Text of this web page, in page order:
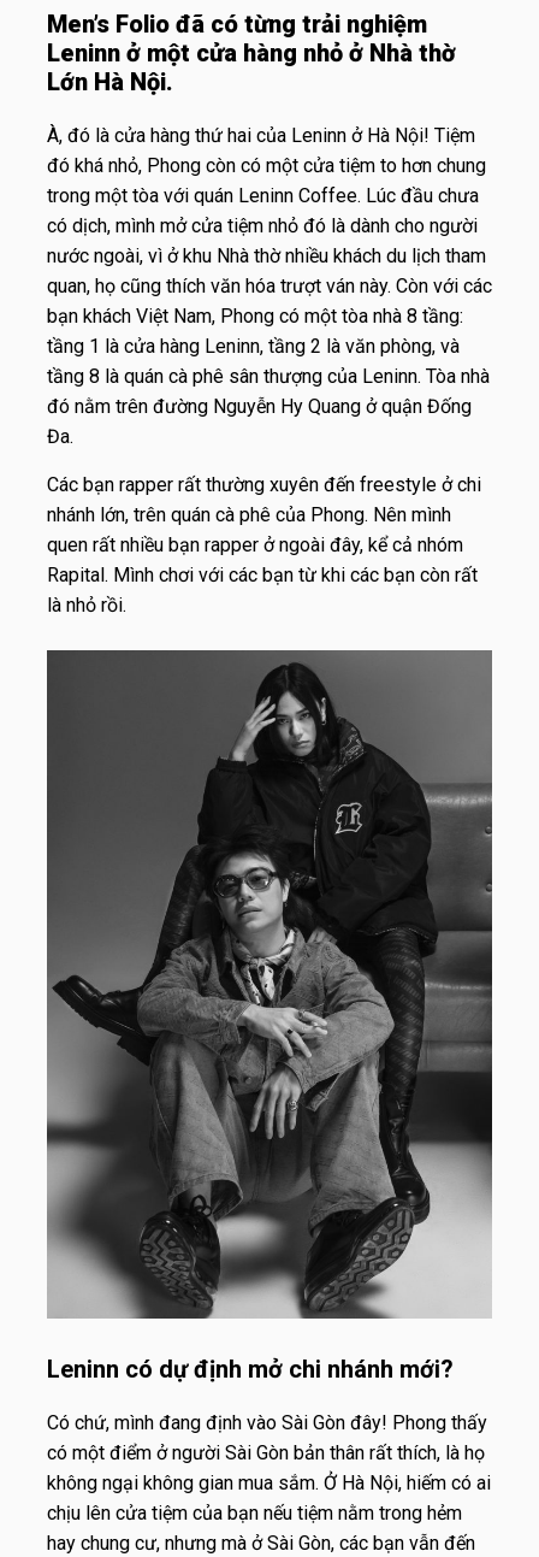
Men’s Folio đã có từng trải nghiệm
Leninn ở một cửa hàng nhỏ ở Nhà thờ
Lớn Hà Nội.
À, đó là cửa hàng thứ hai của Leninn ở Hà Nội! Tiệm
đó khá nhỏ, Phong còn có một cửa tiệm to hơn chung
trong một tòa với quán Leninn Coffee. Lúc đầu chưa
có dịch, mình mở cửa tiệm nhỏ đó là dành cho người
nước ngoài, vì ở khu Nhà thờ nhiều khách du lịch tham
quan, họ cũng thích văn hóa trượt ván này. Còn với các
bạn khách Việt Nam, Phong có một tòa nhà 8 tầng:
tầng 1 là cửa hàng Leninn, tầng 2 là văn phòng, và
tầng 8 là quán cà phê sân thượng của Leninn. Tòa nhà
đó nằm trên đường Nguyễn Hy Quang ở quận Đống
Đa.
Các bạn rapper rất thường xuyên đến freestyle ở chi
nhánh lớn, trên quán cà phê của Phong. Nên mình
quen rất nhiều bạn rapper ở ngoài đây, kể cả nhóm
Rapital. Mình chơi với các bạn từ khi các bạn còn rất
là nhỏ rồi.
Leninn có dự định mở chi nhánh mới?
Có chứ, mình đang định vào Sài Gòn đây! Phong thấy
có một điểm ở người Sài Gòn bản thân rất thích, là họ
không ngại không gian mua sắm. Ở Hà Nội, hiếm có ai
chịu lên cửa tiệm của bạn nếu tiệm nằm trong hẻm
hay chung cư, nhưng mà ở Sài Gòn, các bạn vẫn đến